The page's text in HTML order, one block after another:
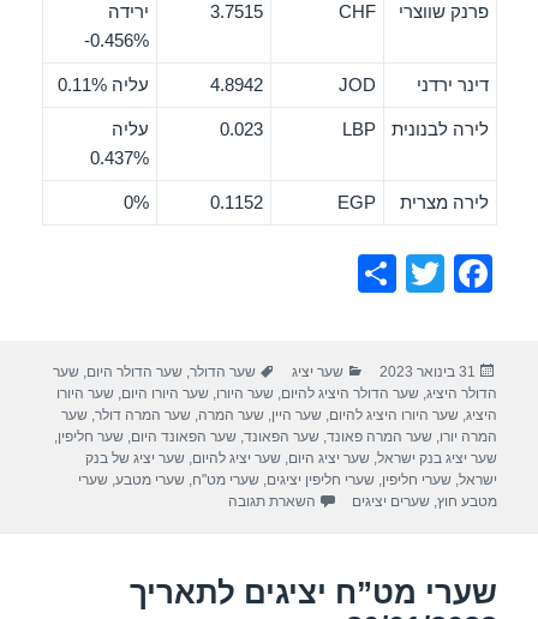
פרנק שווצרי CHF
3.7515
ירידה
‎-0.456%
דינר ירדני JOD
4.8942 עליה 0.11%
לירה לבנונית LBP
0.023
עליה
0.437%
לירה מצרית EGP
0.1152
0%
F
e
b
o
o
T
er
e
פורסם
בתאריך
31 בינואר 2023 קטגוריות
שער יציג תגיות
שער הדולר,שער הדולר היום,שער
הדולר היציג,שער הדולר היציג להיום,שער היורו,שער היורו היום,שער היורו
היציג,שער היורו היציג להיום,שער היין,שער המרה,שער המרה דולר,שער
המרה יורו,שער המרה פאונד,שער הפאונד,שער הפאונד היום,שער חליפין,
שער יציג בנק ישראל,שער יציג היום,שער יציג להיום,שער יציג של בנק
ישראל,שערי חליפין,שערי חליפין יציגים,שערי מט"ח,שערי מטבע,שערי
מטבע חוץ,שערים יציגים השארת תגובה
שערי מט”ח יציגים לתאריך